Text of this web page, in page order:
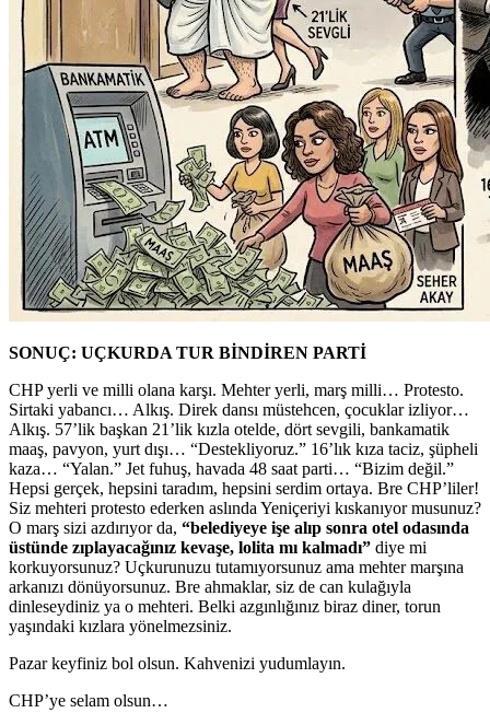
SONUÇ: UÇKURDA TUR BİNDİREN PARTİ
CHP yerli ve milli olana karşı. Mehter yerli, marş milli… Protesto.
Sirtaki yabancı… Alkış. Direk dansı müstehcen, çocuklar izliyor…
Alkış. 57’lik başkan 21’lik kızla otelde, dört sevgili, bankamatik
maaş, pavyon, yurt dışı… “Destekliyoruz.” 16’lık kıza taciz, şüpheli
kaza… “Yalan.” Jet fuhuş, havada 48 saat parti… “Bizim değil.”
Hepsi gerçek, hepsini taradım, hepsini serdim ortaya. Bre CHP’liler!
Siz mehteri protesto ederken aslında Yeniçeriyi kıskanıyor musunuz?
O marş sizi azdırıyor da, “belediyeye işe alıp sonra otel odasında
üstünde zıplayacağınız kevaşe, lolita mı kalmadı” diye mi
korkuyorsunuz? Uçkurunuzu tutamıyorsunuz ama mehter marşına
arkanızı dönüyorsunuz. Bre ahmaklar, siz de can kulağıyla
dinleseydiniz ya o mehteri. Belki azgınlığınız biraz diner, torun
yaşındaki kızlara yönelmezsiniz.
Pazar keyfiniz bol olsun. Kahvenizi yudumlayın.
CHP’ye selam olsun…